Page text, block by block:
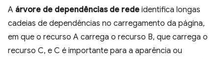
A árvore de dependências de rede identifica longas
cadeias de dependências no carregamento da página,
em que o recurso A carrega o recurso B, que carrega o
recurso C, e C é importante para a aparência ou